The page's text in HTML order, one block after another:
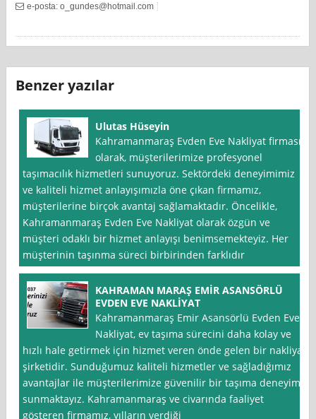
e-posta:o_gundes@hotmail.com
Benzer yazılar
Ulutas Hüseyin
Kahramanmaraş Evden Eve Nakliyat firması
olarak, müşterilerimize profesyonel
taşımacılık hizmetleri sunuyoruz. Sektördeki deneyimimiz
ve kaliteli hizmet anlayışımızla öne çıkan firmamız,
müşterilerine birçok avantaj sağlamaktadır. Öncelikle,
Kahramanmaraş Evden Eve Nakliyat olarak özgün ve
müşteri odaklı bir hizmet anlayışı benimsemekteyiz. Her
müşterinin taşınma süreci birbirinden farklıdır
KAHRAMAN MARAŞ EMİR ASANSÖRLÜ
EVDEN EVE NAKLİYAT
Kahramanmaraş Emir Asansörlü Evden Eve
Nakliyat, ev taşıma sürecini daha kolay ve
hızlı hale getirmek için hizmet veren önde gelen bir nakliyat
şirketidir. Sunduğumuz kaliteli hizmetler ve sağladığımız
avantajlar ile müşterilerimize güvenilir bir taşıma deneyimi
sunmaktayız. Kahramanmaraş ve civarında faaliyet
gösteren firmamız, yılların verdiği